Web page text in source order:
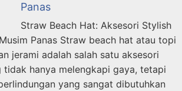
Panas
Straw Beach Hat: Aksesori Stylish
Panas Straw beach hat atau topi
jerami adalah salah satu aksesori
tidak hanya melengkapi gaya, tetapi
yang sangat dibutuhkan